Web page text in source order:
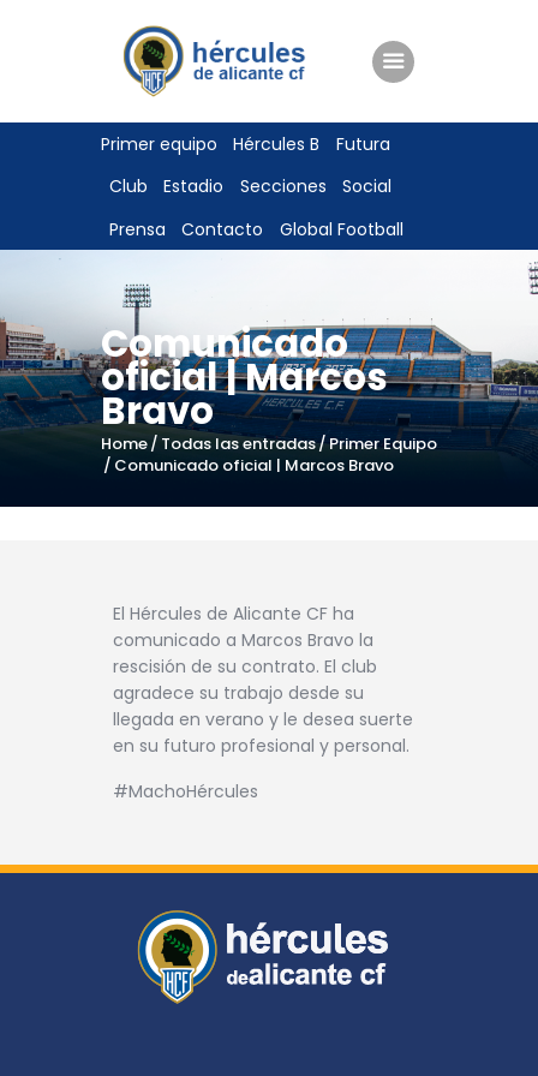
Primer equipo Hércules B
Futura
Club
Estadio Secciones
Social
Prensa
Contacto Global Football
Comunicado
oficial | Marcos
Bravo
Home Todas las entradas Primer Equipo
Comunicado oficial | Marcos Bravo
ENTRADAS
TIENDA
HÉRCULESCF100
El Hércules de Alicante CF ha
comunicado a Marcos Bravo la
rescisión de su contrato. El club
agradece su trabajo desde su
llegada en verano y le desea suerte
en su futuro profesional y personal.
#MachoHércules